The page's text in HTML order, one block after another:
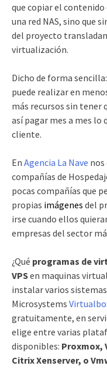
que copiar el
una red NAS, sino que
del proyecto
virtualización.
Dicho de forma
puede realizar en
más recursos sin tener
así pagar mes a mes lo
cliente.
En Agencia La Nave
compañías de
pocas compañías que
propias imágenes del
irse cuando ellos
empresas del sector
¿Qué programas de
VPSen maquinas
instalar varios
Microsystems
gratuitamente, en
elige entre varias
disponibles: Proxmox,
Citrix Xenserver, o